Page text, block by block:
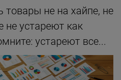
товары не на хайпе, не
не устареют как
устареют все...